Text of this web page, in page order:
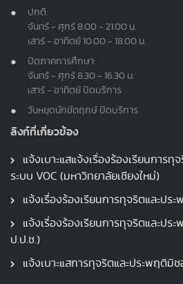
ปกติ:
จันทร์ - ศุกร์ 8.00 - 21.00 น.
เสาร์ - อาทิตย์ 10.00 - 18.00 น.
ปิดภาคการศึกษา:
จันทร์ - ศุกร์ 8.30 - 16.30 น.
เสาร์ - อาทิตย์ ปิดบริการ
วันหยุดนักขัตฤกษ์ ปิดบริการ
ลิงก์ที่เกี่ยวข้อง
แจ้งเบาะแสแจ้งเรื่องร้องเรียนการ
ระบบ VOC (มหาวิทยาลัยเชียงใหม่)
แจ้งเรื่องร้องเรียนการทุจริตและป
แจ้งเรื่องร้องเรียนการทุจริตและปร
ป.ป.ช.)
แจ้งเบาะแสการทุจริตและประพฤติมิ